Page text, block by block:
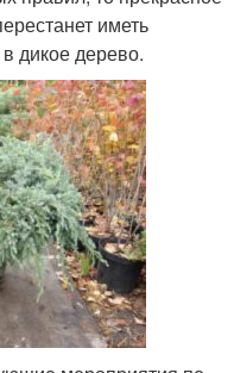
иметь
дикое дерево.